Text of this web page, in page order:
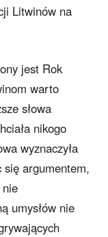
Litwinów na
jest Rok
warto
słowa
nikogo
wyznaczyła
się argumentem,
umysłów nie